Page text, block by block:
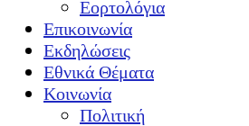
Εορτολόγια
Επικοινωνία
Εκδηλώσεις
Εθνικά Θέματα
Κοινωνία
Πολιτική